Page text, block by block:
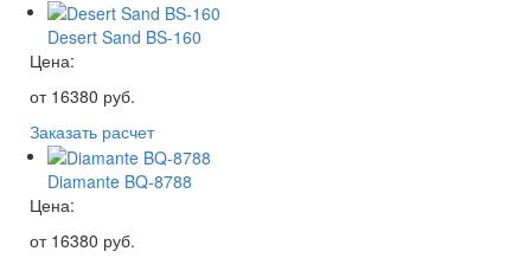
Desert Sand BS-160
Цена:
от 16380 руб.
Заказать расчет
Diamante BQ-8788
Цена:
от 16380 руб.